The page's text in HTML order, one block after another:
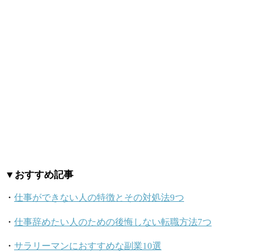
▼おすすめ記事
・ 仕事ができない人の特徴とその対処法9つ
・ 仕事辞めたい人のための後悔しない転職方法7つ
・ サラリーマンにおすすめな副業10選